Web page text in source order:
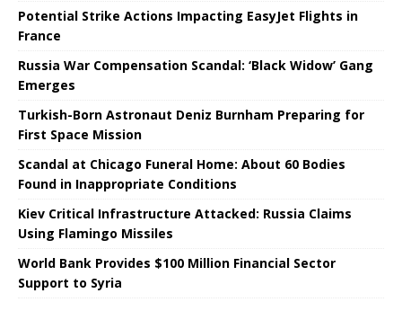
Potential Strike Actions Impacting EasyJet Flights in
France
Russia War Compensation Scandal: ‘Black Widow’ Gang
Emerges
Turkish-Born Astronaut Deniz Burnham Preparing for
First Space Mission
Scandal at Chicago Funeral Home: About 60 Bodies
Found in Inappropriate Conditions
Kiev Critical Infrastructure Attacked: Russia Claims
Using Flamingo Missiles
World Bank Provides $100 Million Financial Sector
Support to Syria